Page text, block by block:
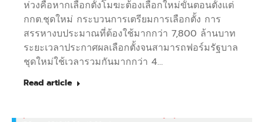
ห่วงคือหากเลือกตั้งโมฆะต้องเลือกใหม่ขั้นตอนตั้งแต่
กกต.ชุดใหม่ กระบวนการเตรียมการเลือกตั้ง การ
สรรหางบประมาณที่ต้องใช้มากกว่า 7,800 ล้านบาท
ระยะเวลาประกาศผลเลือกตั้งจนสามารถฟอร์มรัฐบาล
ชุดใหม่ใช้เวลารวมกันมากกว่า 4…
Read article